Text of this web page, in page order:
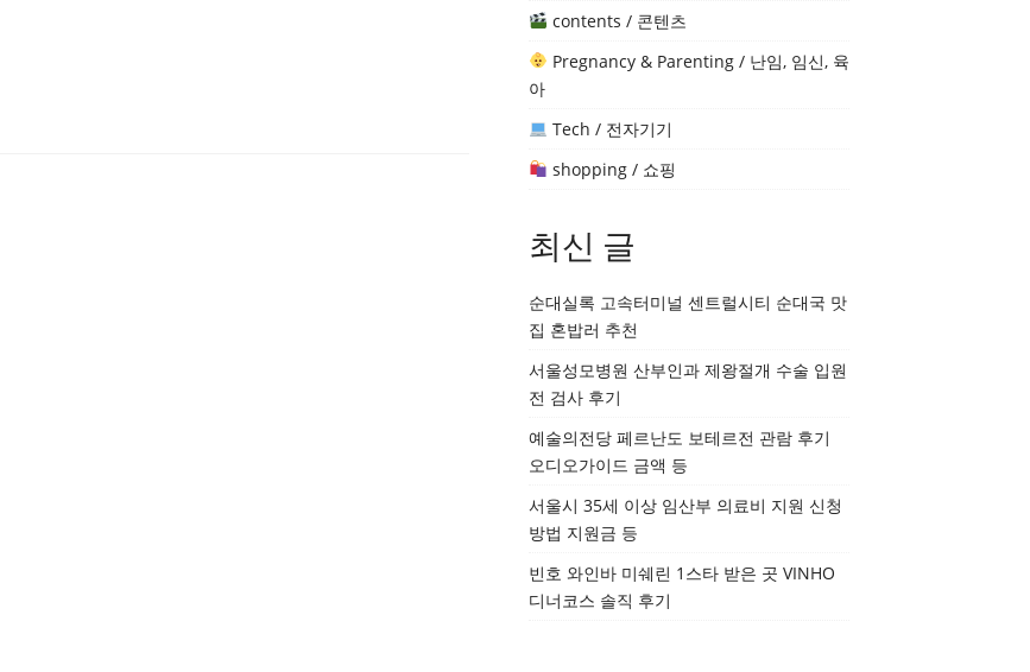
contents / 콘텐츠
Pregnancy & Parenting / 난임, 임신, 육
아
Tech / 전자기기
shopping / 쇼핑
최신 글
순대실록 고속터미널 센트럴시티 순대국 맛
집 혼밥러 추천
서울성모병원 산부인과 제왕절개 수술 입원
전 검사 후기
예술의전당 페르난도 보테르전 관람 후기
오디오가이드 금액 등
서울시 35세 이상 임산부 의료비 지원 신청
방법 지원금 등
빈호 와인바 미쉐린 1스타 받은 곳 VINHO
디너코스 솔직 후기